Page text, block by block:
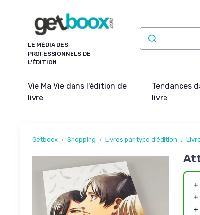
LE MÉDIA DES
PROFESSIONNELS DE
L'ÉDITION
Vie Ma Vie dans l'édition de
livre
Tendances
livre
Getboox Shopping Livres par type d’édition
＋
＋
＋